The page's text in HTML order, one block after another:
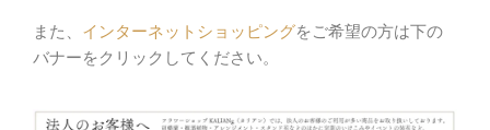
また、 インターネットショッピングをご希望の方は下の
バナーをクリックしてください。